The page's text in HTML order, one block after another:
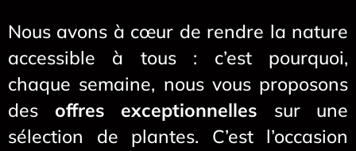
Nous avons à cœur de rendre la nature
accessible à tous : c’est pourquoi,
chaque semaine, nous vous proposons
des offres exceptionnelles sur une
sélection de plantes. C’est l’occasion